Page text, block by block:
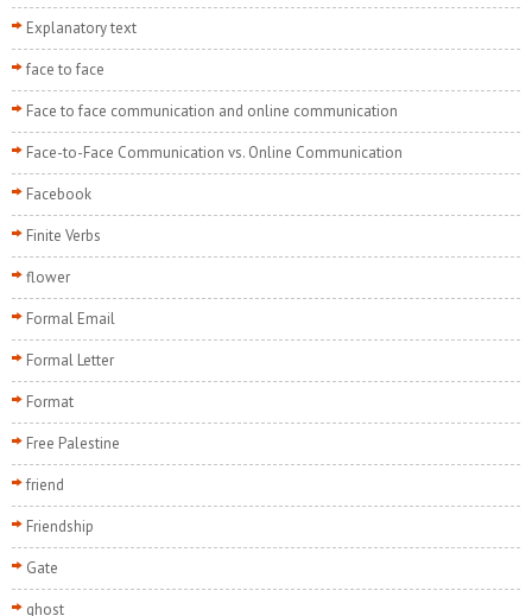
Explanatory text
face to face
Face to face communication and online communication
Face-to-Face Communication vs. Online Communication
Facebook
Finite Verbs
flower
Formal Email
Formal Letter
Format
Free Palestine
friend
Friendship
Gate
ghost